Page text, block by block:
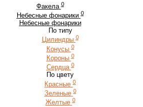
Факела 0
Небесные фонарики 0
Небесные фонарики
По типу
Цилиндры 0
Конусы 0
Короны 0
Сердца 0
По цвету
Красные 0
Зеленые 0
Желтые 0